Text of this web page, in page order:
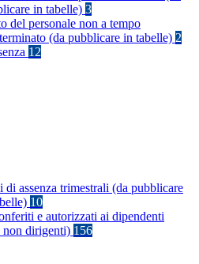
in tabelle) 3
del personale non a tempo
(da pubblicare in tabelle) 2
12
di assenza trimestrali (da pubblicare
10
e autorizzati ai dipendenti
non dirigenti) 156